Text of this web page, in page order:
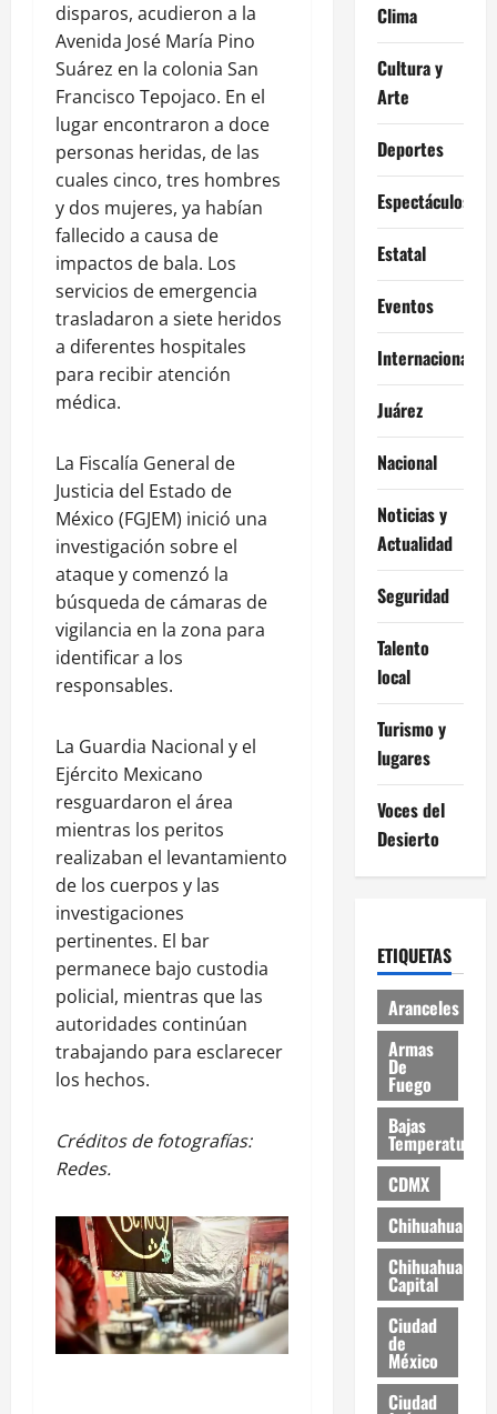
disparos, acudieron a la
Avenida José María Pino
Suárez en la colonia San
Francisco Tepojaco. En el
lugar encontraron a doce
personas heridas, de las
cuales cinco, tres hombres
y dos mujeres, ya habían
fallecido a causa de
impactos de bala. Los
servicios de emergencia
trasladaron a siete heridos
a diferentes hospitales
para recibir atención
médica.
La Fiscalía General de
Justicia del Estado de
México (FGJEM) inició una
investigación sobre el
ataque y comenzó la
búsqueda de cámaras de
vigilancia en la zona para
identificar a los
responsables.
La Guardia Nacional y el
Ejército Mexicano
resguardaron el área
mientras los peritos
realizaban el levantamiento
de los cuerpos y las
investigaciones
pertinentes. El bar
permanece bajo custodia
policial, mientras que las
autoridades continúan
trabajando para esclarecer
los hechos.
Créditos de fotografías:
Redes.
Clima
Cultura y
Arte
Deportes
Espectáculos
Estatal
Eventos
Internacional
Juárez
Nacional
Noticias y
Actualidad
Seguridad
Talento
local
Turismo y
lugares
Voces del
Desierto
ETIQUETAS
Aranceles
Armas
De
Fuego
Bajas
Temperaturas
CDMX
Chihuahua
Chihuahua
Capital
Ciudad
de
México
Ciudad